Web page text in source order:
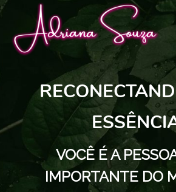
VOCÊ É A
IMPORTANTE DO